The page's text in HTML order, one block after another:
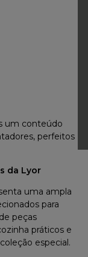
um conteúdo
perfeitos
da Lyor
uma ampla
para
peças
práticos e
especial.